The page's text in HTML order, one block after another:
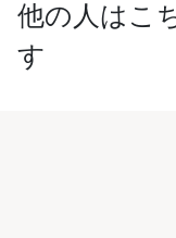
他の人はこ
す